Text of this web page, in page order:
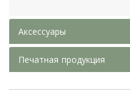
Аксессуары
Печатная продукция